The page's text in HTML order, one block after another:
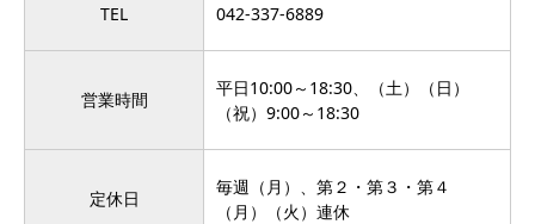
TEL 042-337-6889
営業時間
平日10:00～18:30、（土）（日）
（祝）9:00～18:30
定休日
毎週（月）、第２・第３・第４
（月）（火）連休